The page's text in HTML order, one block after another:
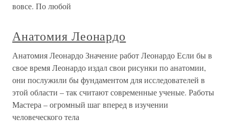
вовсе. По любой
Анатомия Леонардо
Анатомия Леонардо Значение работ Леонардо Если бы в
свое время Леонардо издал свои рисунки по анатомии,
они послужили бы фундаментом для исследователей в
этой области – так считают современные ученые. Работы
Мастера – огромный шаг вперед в изучении
человеческого тела